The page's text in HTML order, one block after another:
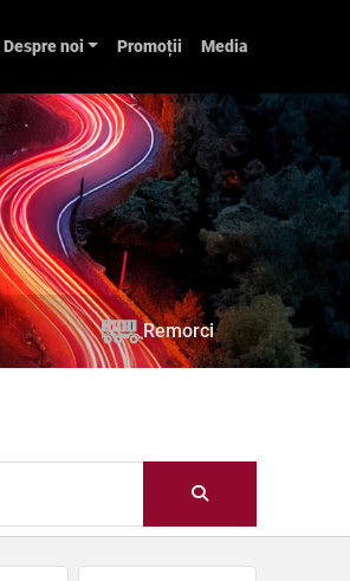
Despre noi Promoții Media
Remorci